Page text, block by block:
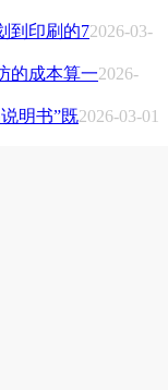
到印刷的72026-03-
的成本算一2026-
明书”既2026-03-01